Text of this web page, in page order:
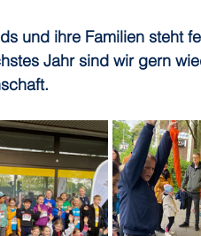
und ihre Familien steht
Jahr sind wir gern